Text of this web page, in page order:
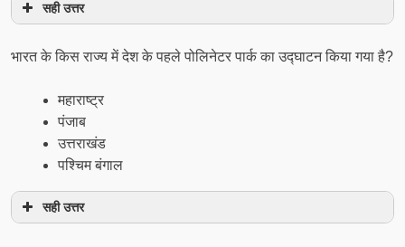
सही उत्तर
भारत के किस राज्य में देश के पहले पोलिनेटर पार्क का उद्घाटन किया गया है?
महाराष्ट्र
पंजाब
उत्तराखंड
पश्चिम बंगाल
सही उत्तर